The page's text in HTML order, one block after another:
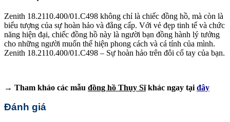
Zenith 18.2110.400/01.C498 không chỉ là chiếc đồng hồ, mà còn là
biểu tượng của sự hoàn hảo và đẳng cấp. Với vẻ đẹp tinh tế và chức
năng hiện đại, chiếc đồng hồ này là người bạn đồng hành lý tưởng
cho những người muốn thể hiện phong cách và cá tính của mình.
Zenith 18.2110.400/01.C498 – Sự hoàn hảo trên đôi cổ tay của bạn.
→ Tham khảo các mẫu đồng hồ Thụy Sĩkhác ngay tại đây
Đánh giá